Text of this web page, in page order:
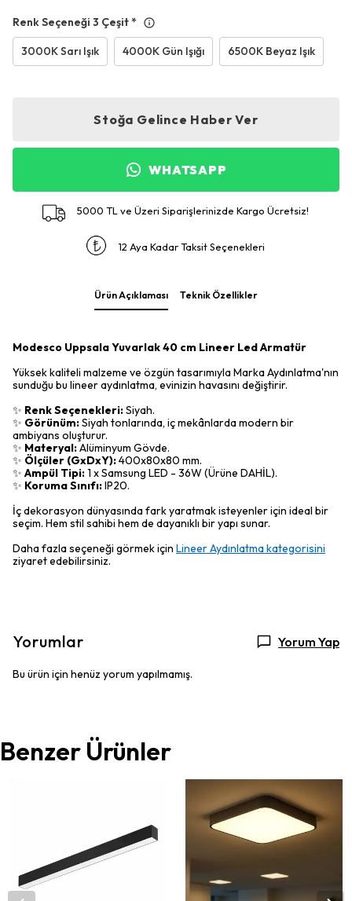
Renk Seçeneği 3 Çeşit*
3000K Sarı Işık 4000K Gün Işığı 6500K Beyaz Işık
Stoğa Gelince Haber Ver
WHATSAPP
5000 TL ve Üzeri Siparişlerinizde Kargo Ücretsiz!
12 Aya Kadar Taksit Seçenekleri
Ürün Açıklaması Teknik Özellikler
Modesco Uppsala Yuvarlak 40 cm Lineer Led Armatür
Yüksek kaliteli malzeme ve özgün tasarımıyla Marka Aydınlatma'nın
sunduğu bu lineer aydınlatma, evinizin havasını değiştirir.
✨ Renk Seçenekleri:Siyah.
✨ Görünüm:Siyah tonlarında, iç mekânlarda modern bir
ambiyans oluşturur.
✨ Materyal:Alüminyum Gövde.
✨ Ölçüler (GxDxY):400x80x80 mm.
✨ Ampül Tipi:1 x Samsung LED - 36W (Ürüne DAHİL).
✨ Koruma Sınıfı:IP20.
İç dekorasyon dünyasında fark yaratmak isteyenler için ideal bir
seçim. Hem stil sahibi hem de dayanıklı bir yapı sunar.
Daha fazla seçeneği görmek için Lineer Aydınlatma kategorisini
ziyaret edebilirsiniz.
Yorumlar Yorum Yap
Bu ürün için henüz yorum yapılmamış.
Benzer Ürünler